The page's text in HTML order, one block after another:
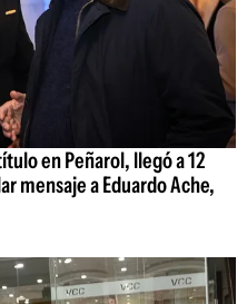
en Peñarol, llegó a 12
mensaje a Eduardo Ache,